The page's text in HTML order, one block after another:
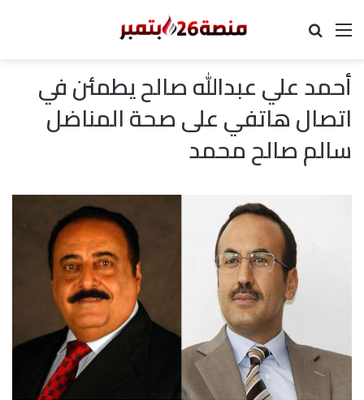
القائمة
أحمد علي عبدالله صالح يطمئن في
اتصال هاتفي على صحة المناضل
سالم صالح محمد